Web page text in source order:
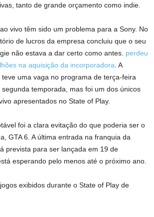
tanto de grande orçamento como indie.
vivo têm sido um problema para a Sony. No
de lucros da empresa concluiu que o seu
não estava a dar certo como antes. perdeu
na aquisição da incorporadora . A
uma vaga no programa de terça-feira
temporada, mas foi um dos únicos
apresentados no State of Play.
foi a clara evitação do que poderia ser o
GTA 6. A última entrada na franquia da
prevista para ser lançada em 19 de
esperando pelo menos até o próximo ano.
exibidos durante o State of Play de